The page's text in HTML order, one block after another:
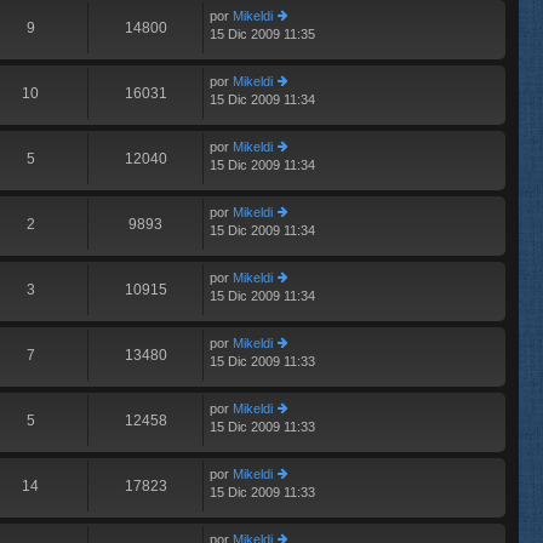
n
so
m
e
n
s
9 14800
por Mikeldi
er
o
m
e
n
s
15 Dic 2009 11:35
10 16031
por Mikeldi
er
o
m
e
n
s
15 Dic 2009 11:34
5 12040
por Mikeldi
er
o
m
e
n
s
15 Dic 2009 11:34
2 9893
por Mikeldi
er
o
m
e
n
s
15 Dic 2009 11:34
3 10915
por Mikeldi
er
o
m
e
n
s
15 Dic 2009 11:34
7 13480
por Mikeldi
er
o
m
e
n
s
15 Dic 2009 11:33
5 12458
por Mikeldi
er
o
m
e
n
15 Dic 2009 11:33
14 17823
por Mikeldi
er
15 Dic 2009 11:33
por Mikeldi